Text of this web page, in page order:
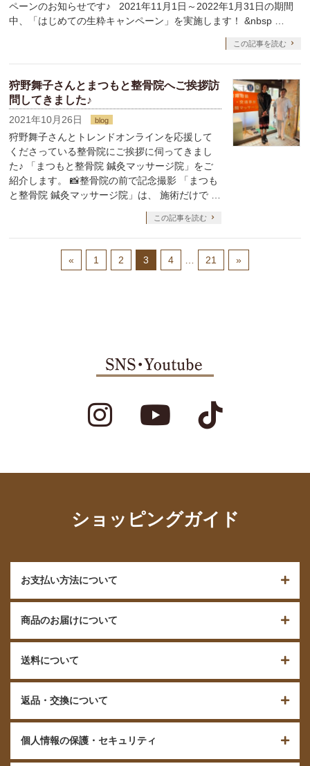
ペーンのお知らせです♪ 2021年11月1日～2022年1月31日の期間
中、「はじめての生粋キャンペーン」を実施します！ &nbsp …
この記事を読む
狩野舞子さんとまつもと整骨院へご挨拶訪
問してきました♪
2021年10月26日 blog
狩野舞子さんとトレンドオンラインを応援して
くださっている整骨院にご挨拶に伺ってきまし
た♪ 「まつもと整骨院 鍼灸マッサージ院」をご
紹介します。 📸整骨院の前で記念撮影 「まつも
と整骨院 鍼灸マッサージ院」は、 施術だけで …
この記事を読む
« 1 2 3 4 … 21 »
ショッピングガイド
お支払い方法について
商品のお届けについて
送料について
返品・交換について
個人情報の保護・セキュリティ